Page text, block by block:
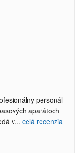
personál
aparátoch
v... celá recenzia